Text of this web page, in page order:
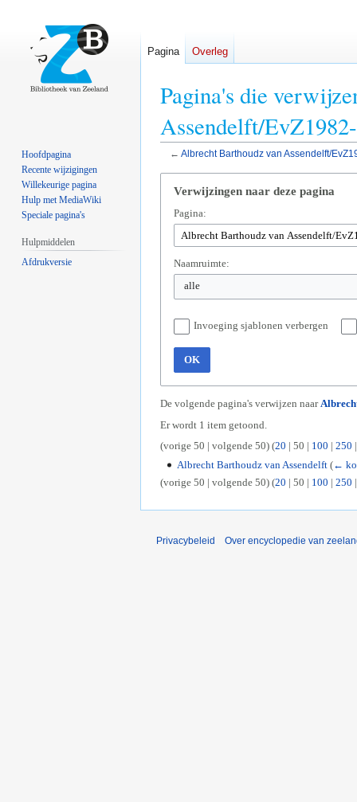
Pagina's die
Assendelft/
← Albrecht Barthoudz van Assendelft/
navigatie
springen
zoeken
springen
Verwijzingen naar deze pagina
Pagina:
Naamruimte:
alle
Invoeging sjablonen verbergen
OK
De volgende pagina's verwijzen naar
Er wordt 1 item getoond.
(vorige 50 | volgende 50) (20 | 50 | 100 | 250
Albrecht Barthoudz van Assendelft (←
(vorige 50 | volgende 50) (20 | 50 | 100 | 250
Pagina Overleg
Hoofdpagina
Recente wijzigingen
Willekeurige pagina
Hulp met MediaWiki
Speciale pagina's
Hulpmiddelen
Afdrukversie
Privacybeleid Over encyclopedie van